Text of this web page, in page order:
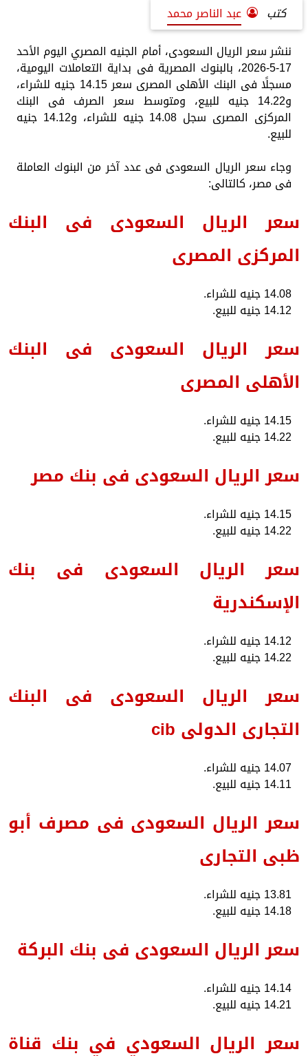
كتب
عبد الناصر محمد
ننشر سعر الريال السعودى، أمام الجنيه المصري اليوم الأحد
17-5-2026، بالبنوك المصرية فى بداية التعاملات اليومية،
مسجلًا فى البنك الأهلى المصرى سعر 14.15 جنيه للشراء،
و14.22 جنيه للبيع، ومتوسط سعر الصرف فى البنك
المركزى المصرى سجل 14.08 جنيه للشراء، و14.12 جنيه
للبيع.
وجاء سعر الريال السعودى فى عدد آخر من البنوك العاملة
فى مصر، كالتالى:
سعر الريال السعودى فى البنك
المركزى المصرى
14.08 جنيه للشراء.
14.12 جنيه للبيع.
سعر الريال السعودى فى البنك
الأهلى المصرى
14.15 جنيه للشراء.
14.22 جنيه للبيع.
سعر الريال السعودى فى بنك مصر
14.15 جنيه للشراء.
14.22 جنيه للبيع.
سعر الريال السعودى فى بنك
الإسكندرية
14.12 جنيه للشراء.
14.22 جنيه للبيع.
سعر الريال السعودى فى البنك
التجارى الدولى cib
14.07 جنيه للشراء.
14.11 جنيه للبيع.
سعر الريال السعودى فى مصرف أبو
ظبى التجارى
13.81 جنيه للشراء.
14.18 جنيه للبيع.
سعر الريال السعودى فى بنك البركة
14.14 جنيه للشراء.
14.21 جنيه للبيع.
سعر الريال السعودي في بنك قناة